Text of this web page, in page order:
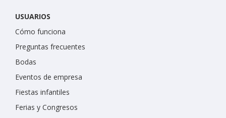
USUARIOS
Cómo funciona
Preguntas frecuentes
Bodas
Eventos de empresa
Fiestas infantiles
Ferias y Congresos